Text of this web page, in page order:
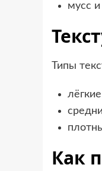
мусс
Типы
Как